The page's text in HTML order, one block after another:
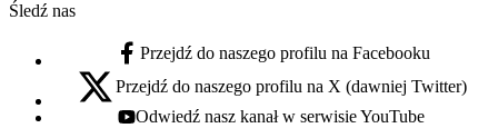
Śledź nas
facebook - otwiera się w nowej karcie
Przejdź do naszego profilu na Facebooku
x - otwiera się w nowej karcie
Przejdź do naszego profilu na X (dawniej Twitter)
youtube - otwiera się w nowej karcie
Odwiedź nasz kanał w serwisie YouTube